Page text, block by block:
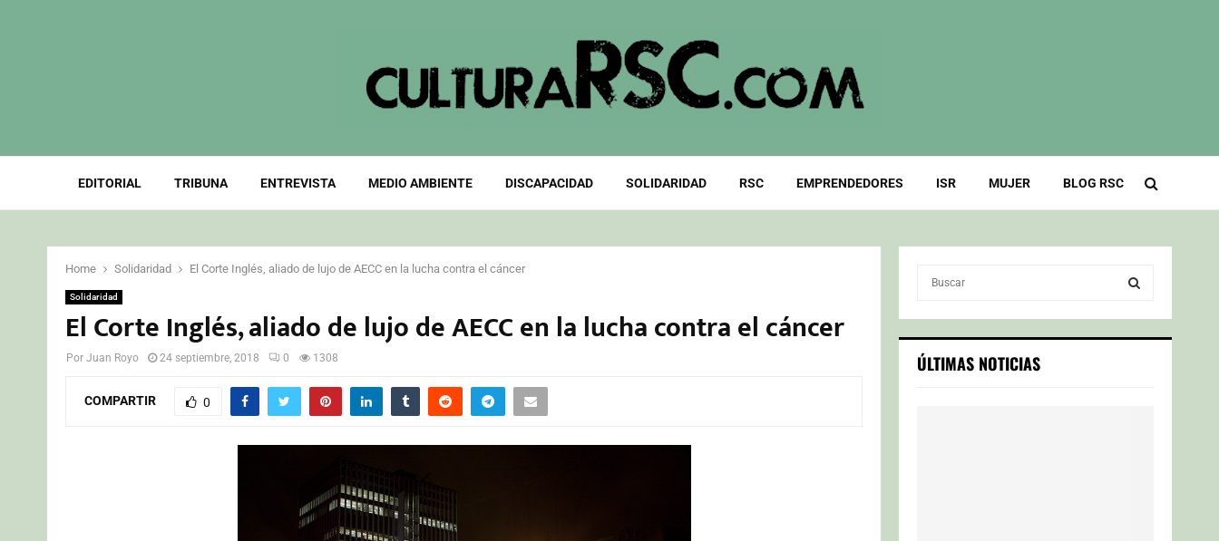
EDITORIAL TRIBUNA ENTREVISTA MEDIO AMBIENTE DISCAPACIDAD SOLIDARIDAD RSC EMPRENDEDORES ISR MUJER BLOG RSC
Home Solidaridad El Corte Inglés, aliado de lujo de AECC en la lucha contra el cáncer
Solidaridad
El Corte Inglés, aliado de lujo de AECC en la lucha contra el cáncer
Por Juan Royo 24 septiembre, 2018 0 1308
COMPARTIR 0
c
h
S
ÚLTIMAS NOTICIAS